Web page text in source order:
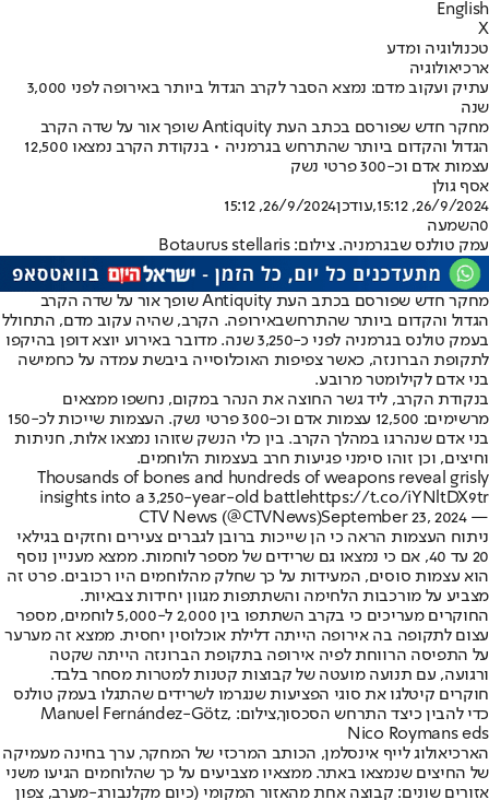
English
X
טכנולוגיה ומדע
ארכיאולוגיה
עתיק ועקוב מדם: נמצא הסבר לקרב הגדול ביותר באירופה לפני 3,000
שנה
מחקר חדש שפורסם בכתב העת Antiquity שופך אור על שדה הקרב
הגדול והקדום ביותר שהתרחש בגרמניה • בנקודת הקרב נמצאו 12,500
עצמות אדם וכ-300 פרטי נשק
אסף גולן
26/9/2024, 15:12
,עודכן26/9/2024, 15:12
0השמעה
עמק טולנס שבגרמניה. צילום: Botaurus stellaris
מחקר חדש שפורסם בכתב העת Antiquity שופך אור על שדה הקרב
הגדול והקדום ביותר שהתרחשבאירופה. הקרב, שהיה עקוב מדם, התחולל
בעמק טולנס בגרמניה לפני כ-3,250 שנה. מדובר באירוע יוצא דופן בהיקפו
לתקופת הברונזה, כאשר צפיפות האוכלוסייה ביבשת עמדה על כחמישה
בני אדם לקילומטר מרובע.
בנקודת הקרב, ליד גשר החוצה את הנהר במקום, נחשפו ממצאים
מרשימים: 12,500 עצמות אדם וכ-300 פרטי נשק. העצמות שייכות לכ-150
בני אדם שנהרגו במהלך הקרב. בין כלי הנשק שזוהו נמצאו אלות, חניתות
וחיצים, וכן זוהו סימני פגיעות חרב בעצמות הלוחמים.
Thousands of bones and hundreds of weapons reveal grisly
insights into a 3,250-year-old battlehttps://t.co/iYNltDX9tr
— CTV News (@CTVNews)
September 23, 2024
ניתוח העצמות הראה כי הן שייכות ברובן לגברים צעירים וחזקים בגילאי
20 עד 40, אם כי נמצאו גם שרידים של מספר לוחמות. ממצא מעניין נוסף
הוא עצמות סוסים, המעידות על כך שחלק מהלוחמים היו רכובים. פרט זה
מצביע על מורכבות הלחימה והשתתפות מגוון יחידות צבאיות.
החוקרים מעריכים כי בקרב השתתפו בין 2,000 ל-5,000 לוחמים, מספר
עצום לתקופה בה אירופה הייתה דלילת אוכלוסין יחסית. ממצא זה מערער
על התפיסה הרווחת לפיה אירופה בתקופת הברונזה הייתה שקטה
ורגועה, עם תנועה מועטה של קבוצות קטנות למטרות מסחר בלבד.
חוקרים קיטלגו את סוגי הפציעות שנגרמו לשרידים שהתגלו בעמק טולנס
כדי להבין כיצד התרחש הסכסוך,צילום: Manuel Fernández-Götz,
Nico Roymans eds
הארכיאולוג לייף אינסלמן, הכותב המרכזי של המחקר, ערך בחינה מעמיקה
של החיצים שנמצאו באתר. ממצאיו מצביעים על כך שהלוחמים הגיעו משני
אזורים שונים: קבוצה אחת מהאזור המקומי (כיום מקלנבורג-מערב, צפון